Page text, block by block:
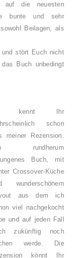
auf die neuesten
bunte und sehr
Beilagen, als
stört Euch nicht
Buch unbedingt
kennt Ihr
schon
meiner Rezension.
rundherum
Buch, mit
Crossover-Küche
wunderschönem
aus dem ich
viel nachgekocht
und auf jeden Fall
zukünftig noch
werde. Die
könnt Ihr